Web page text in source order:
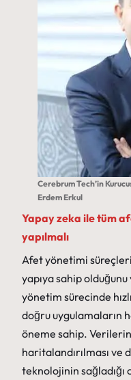
Cerebrum Tech’in
Erdem Erkul
Yapay zeka ile tüm
yapılmalı
Afet yönetimi
yapıya sahip
yönetim sürecinde
doğru uygulamaların
öneme sahip.
haritalandırılması
teknolojinin